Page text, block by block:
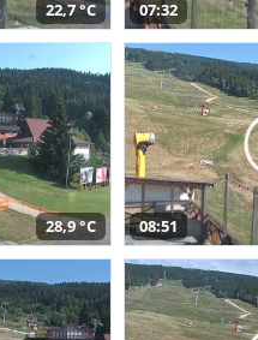
22,7 °C 07:32
28,9 °C 08:51